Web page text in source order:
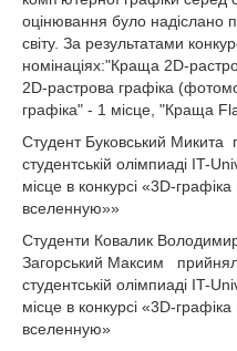
оцінювання було надіслано
світу. За результатами
номінаціях:"Краща 2D-
2D-растрова графіка
графіка" - 1 місце, "Краща
Cтудент Буковський Микита
студентській олімпиаді IT-
місце в конкурсі «3D-
вселенную»»
Cтуденти Ковалик
Загорський Максим
студентській олімпиаді IT-
місце в конкурсі «3D-
вселенную»